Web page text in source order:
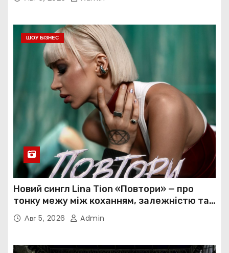
ШОУ БІЗНЕС
Новий сингл Lina Tion «Повтори» — про
тонку межу між коханням, залежністю та
нав’язливою прив’язаністю
Авг 5, 2026 Admin